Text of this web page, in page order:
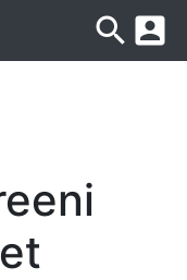
search account_box